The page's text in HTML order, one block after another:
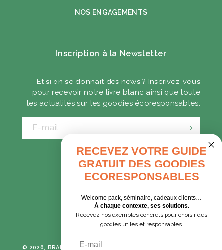
NOS ENGAGEMENTS
Inscription à la Newsletter
Et si on se donnait des news ? Inscrivez-vous
pour recevoir notre livre blanc ainsi que toute
les actualités sur les goodies écoresponsables.
E-mail
CADEAUX D'AFFAIRES
GOODIES EXPRESS
Tumblr Instagram
© 2026, BRANE CORPORATION
RECEVEZ VOTRE GUIDE
GRATUIT DES GOODIES
ECORESPONSABLES
Welcome pack, séminaire, cadeaux clients…
À chaque contexte, ses solutions.
Recevez nos exemples concrets pour choisir des
goodies utiles et responsables.